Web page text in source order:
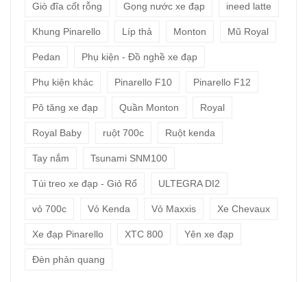
Giò đĩa cốt rỗng Gọng nước xe đạp ineed latte
Khung Pinarello Líp thả Monton Mũ Royal
Pedan Phụ kiện - Đồ nghề xe đạp
Phụ kiện khác Pinarello F10 Pinarello F12
Pô tăng xe đạp Quần Monton Royal
Royal Baby ruột 700c Ruột kenda
Tay nắm Tsunami SNM100
Túi treo xe đạp - Giỏ Rổ ULTEGRA DI2
vỏ 700c Vỏ Kenda Vỏ Maxxis Xe Chevaux
Xe đạp Pinarello XTC 800 Yên xe đạp
Đèn phản quang